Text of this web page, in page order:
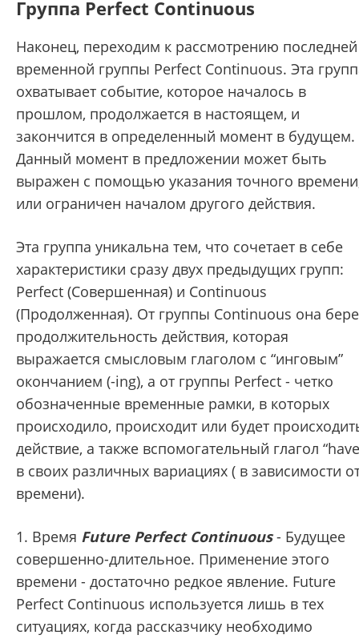
Группа Perfect Continuous
Наконец, переходим к рассмотрению последней
временной группы Perfect Continuous. Эта
охватывает событие, которое началось в
прошлом, продолжается в настоящем, и
закончится в определенный момент в будущем.
Данный момент в предложении может быть
выражен с помощью указания точного
или ограничен началом другого действия.
Эта группа уникальна тем, что сочетает в себе
характеристики сразу двух предыдущих групп:
Perfect (Совершенная) и Continuous
(Продолженная). От группы Continuous она
продолжительность действия, которая
выражается смысловым глаголом с “инговым”
окончанием (-ing), а от группы Perfect - четко
обозначенные временные рамки, в которых
происходило, происходит или будет
действие, а также вспомогательный глагол
в своих различных вариациях ( в зависимости
времени).
1. Время Future Perfect Continuous- Будущее
совершенно-длительное. Применение этого
времени - достаточно редкое явление. Future
Perfect Continuous используется лишь в тех
ситуациях, когда рассказчику необходимо